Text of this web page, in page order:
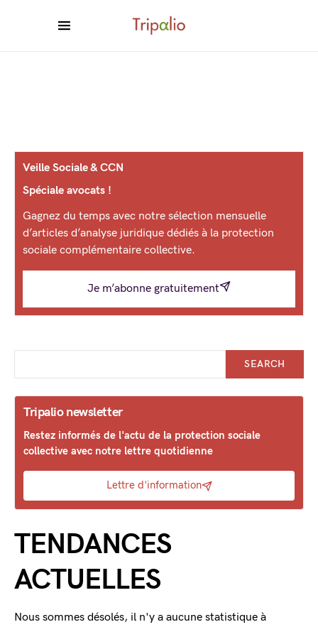
Veille Sociale & CCN
Spéciale avocats !
Gagnez du temps avec notre sélection mensuelle
d’articles d’analyse juridique dédiés à la protection
sociale complémentaire collective.
Je m’abonne gratuitement
SEARCH
Tripalio newsletter
Restez informés de l'actu de la protection sociale
collective avec notre lettre quotidienne
Lettre d'information
TENDANCES
ACTUELLES
Nous sommes désolés, il n'y a aucune statistique à